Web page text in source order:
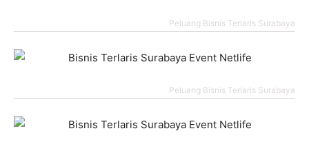
Peluang Bisnis Terlaris Surabaya
Peluang Bisnis Terlaris Surabaya